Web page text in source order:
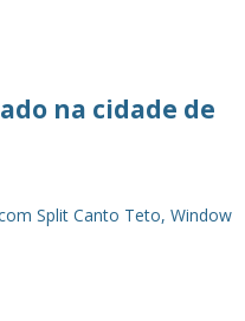
na cidade de
Split Canto Teto, Window